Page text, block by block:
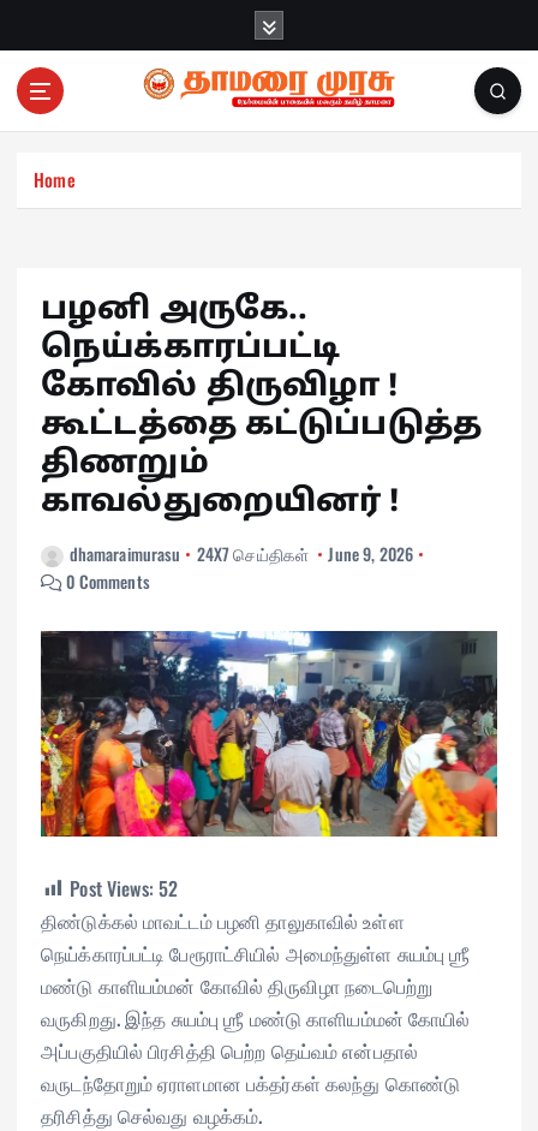
Home
பழனி அருகே..
நெய்க்காரப்பட்டி
கோவில் திருவிழா !
கூட்டத்தை கட்டுப்படுத்த
திணறும்
காவல்துறையினர் !
dhamaraimurasu 24X7 செய்திகள்
June 9, 2026
0 Comments
Post Views: 52
திண்டுக்கல் மாவட்டம் பழனி தாலுகாவில் உள்ள
நெய்க்காரப்பட்டி பேரூராட்சியில் அமைந்துள்ள சுயம்பு ஶ்ரீ
மண்டு காளியம்மன் கோவில் திருவிழா நடைபெற்று
வருகிறது. இந்த சுயம்பு ஶ்ரீ மண்டு காளியம்மன் கோயில்
அப்பகுதியில் பிரசித்தி பெற்ற தெய்வம் என்பதால்
வருடந்தோறும் ஏராளமான பக்தர்கள் கலந்து கொண்டு
தரிசித்து செல்வது வழக்கம்.